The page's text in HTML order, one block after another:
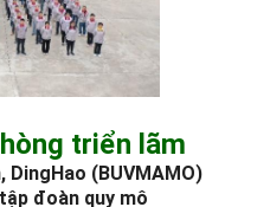
triển lãm
DingHao (BUVMAMO)
đoàn quy mô